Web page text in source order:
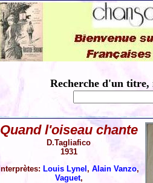
Recherche d'un
Quand l'oiseau chante
D.Tagliafico
1931
Interprètes: Louis Lynel , Alain Vanzo,
Vaguet,